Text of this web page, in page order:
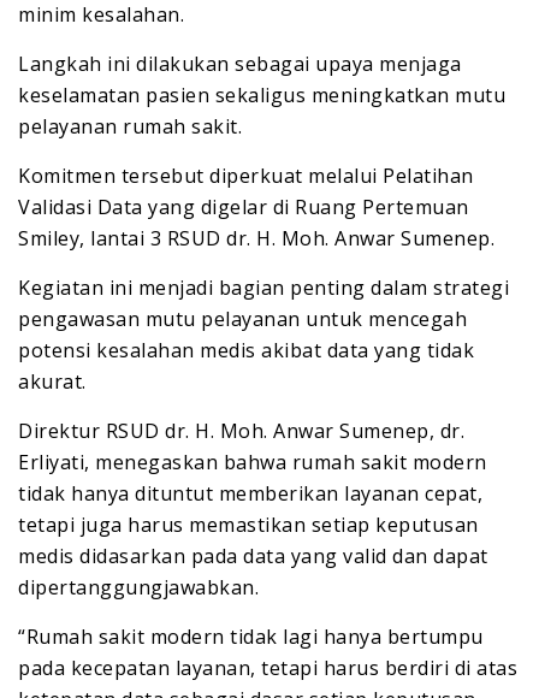
minim kesalahan.
Langkah ini dilakukan sebagai upaya menjaga
keselamatan pasien sekaligus meningkatkan mutu
pelayanan rumah sakit.
Komitmen tersebut diperkuat melalui Pelatihan
Validasi Data yang digelar di Ruang Pertemuan
Smiley, lantai 3 RSUD dr. H. Moh. Anwar Sumenep.
Kegiatan ini menjadi bagian penting dalam strategi
pengawasan mutu pelayanan untuk mencegah
potensi kesalahan medis akibat data yang tidak
akurat.
Direktur RSUD dr. H. Moh. Anwar Sumenep, dr.
Erliyati, menegaskan bahwa rumah sakit modern
tidak hanya dituntut memberikan layanan cepat,
tetapi juga harus memastikan setiap keputusan
medis didasarkan pada data yang valid dan dapat
dipertanggungjawabkan.
“Rumah sakit modern tidak lagi hanya bertumpu
pada kecepatan layanan, tetapi harus berdiri di atas